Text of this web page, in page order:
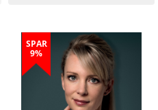
SPAR
9%